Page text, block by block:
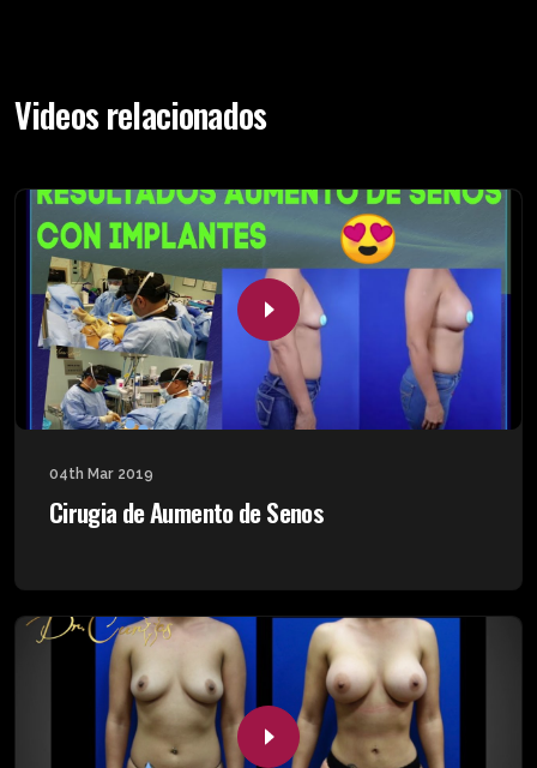
Videos relacionados
04th Mar 2019
Cirugia de Aumento de Senos